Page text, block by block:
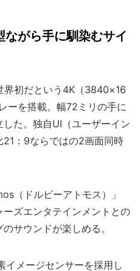
がら手に馴染むサイ
初だという4K（3840×16
ーを搭載。幅72ミリの手に
た。独自UI（ユーザーイン
：9ならではの2画面同時
（ドルビーアトモス）」
ズエンタテインメントとの
サウンドが楽しめる。
メージセンサーを採用し